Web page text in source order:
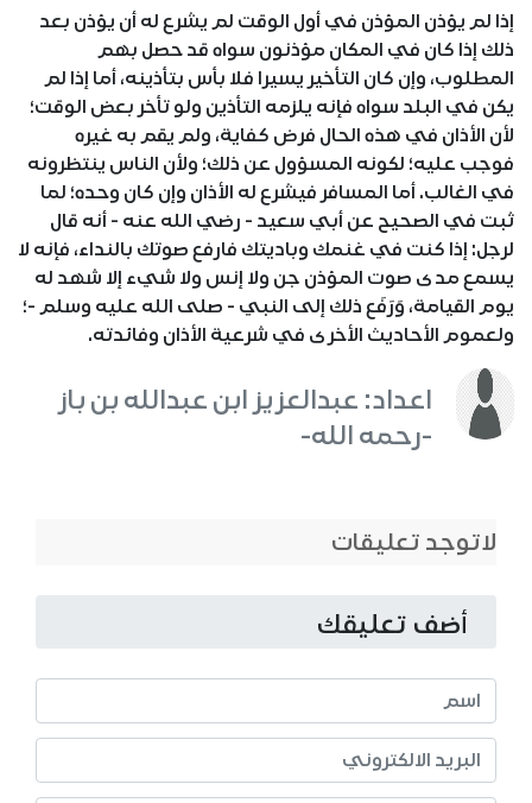
إذا لم يؤذن المؤذن في أول الوقت لم يشرع له أن يؤذن بعد
ذلك إذا كان في المكان مؤذنون سواه قد حصل بهم
المطلوب، وإن كان التأخير يسيرا فلا بأس بتأذينه، أما إذا لم
يكن في البلد سواه فإنه يلزمه التأذين ولو تأخر بعض الوقت؛
لأن الأذان في هذه الحال فرض كفاية، ولم يقم به غيره
فوجب عليه؛ لكونه المسؤول عن ذلك؛ ولأن الناس ينتظرونه
في الغالب. أما المسافر فيشرع له الأذان وإن كان وحده؛ لما
ثبت في الصحيح عن أبي سعيد - رضي الله عنه - أنه قال
لرجل: إذا كنت في غنمك وباديتك فارفع صوتك بالنداء، فإنه لا
يسمع مدى صوت المؤذن جن ولا إنس ولا شيء إلا شهد له
يوم القيامة، وَرَفَع ذلك إلى النبي - صلى الله عليه وسلم -؛
ولعموم الأحاديث الأخرى في شرعية الأذان وفائدته.
اعداد: عبدالعزيز ابن عبدالله بن باز
-رحمه الله-
لاتوجد تعليقات
أضف تعليقك